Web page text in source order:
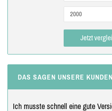
Jetzt
DAS SAGEN UNSERE KUNDEN
Ich musste schnell eine gute